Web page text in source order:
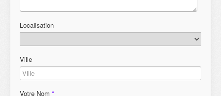
Localisation
Ville
Votre Nom *